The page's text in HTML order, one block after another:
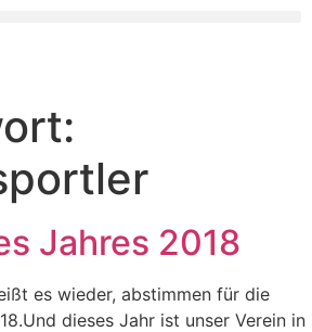
Jahres 2018
es wieder, abstimmen für die
dieses Jahr ist unser Verein in